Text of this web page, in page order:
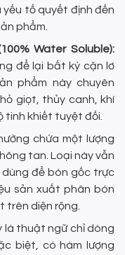
tố quyết định đến
phẩm.
Water Soluble):
để lại bất kỳ cặn lơ
phẩm này chuyên
giọt, thủy canh, khí
tinh khiết tuyệt đối.
chứa một lượng
tan. Loại này vẫn
dùng để bón gốc trực
sản xuất phân bón
trên diện rộng.
là thuật ngữ chỉ dòng
biệt, có hàm lượng